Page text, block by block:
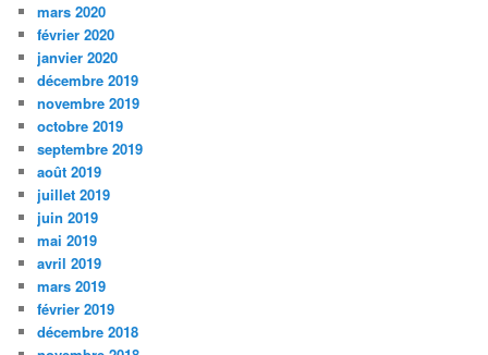
mars 2020
février 2020
janvier 2020
décembre 2019
novembre 2019
octobre 2019
septembre 2019
août 2019
juillet 2019
juin 2019
mai 2019
avril 2019
mars 2019
février 2019
décembre 2018